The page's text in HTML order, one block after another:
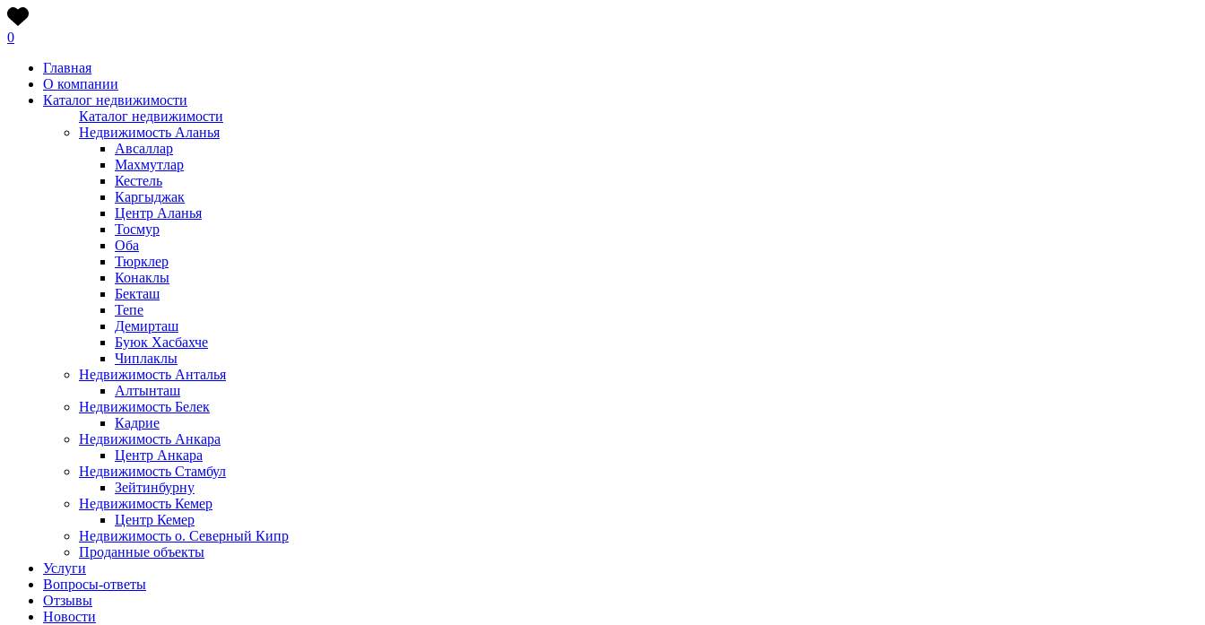
0
Главная
О компании
Каталог недвижимости
Каталог недвижимости
Недвижимость Аланья
Авсаллар
Махмутлар
Кестель
Каргыджак
Центр Аланья
Тосмур
Оба
Тюрклер
Конаклы
Бекташ
Тепе
Демирташ
Буюк Хасбахче
Чиплаклы
Недвижимость Анталья
Алтынташ
Недвижимость Белек
Кадрие
Недвижимость Анкара
Центр Анкара
Недвижимость Стамбул
Зейтинбурну
Недвижимость Кемер
Центр Кемер
Недвижимость о. Северный Кипр
Проданные объекты
Услуги
Вопросы-ответы
Отзывы
Новости